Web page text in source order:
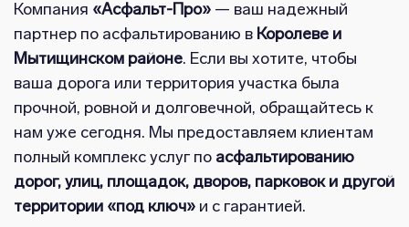
Компания «Асфальт-Про» — ваш надежный
партнер по асфальтированию в Королеве и
Мытищинском районе. Если вы хотите, чтобы
ваша дорога или территория участка была
прочной, ровной и долговечной, обращайтесь к
нам уже сегодня. Мы предоставляем клиентам
полный комплекс услуг по асфальтированию
дорог, улиц, площадок, дворов, парковок и другой
территории «под ключ» и с гарантией.